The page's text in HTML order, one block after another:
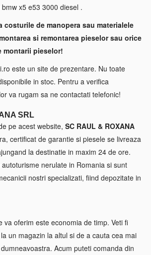
x5 e53 3000 diesel .
costurile de manopera sau materialele
si remontarea pieselor sau orice
montarii pieselor!
este un site de prezentare. Nu toate
in stoc. Pentru a verifica
va rugam sa ne contactati telefonic!
SRL
pe acest website, SC RAUL & ROXANA
certificat de garantie si piesele se livreaza
la destinatie in maxim 24 de ore.
nerulate in Romania si sunt
nostri specializati, fiind depozitate in
va oferim este economia de timp. Veti fi
un magazin la altul si de a cauta cea mai
Acum puteti comanda din